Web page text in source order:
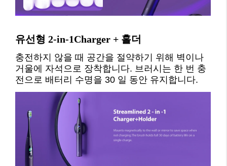
유선형 2-in-1Charger + 홀더
충전하지 않을 때 공간을 절약하기 위해 벽이나
거울에 자석으로 장착합니다. 브러시는 한 번 충
전으로 배터리 수명을 30 일 동안 유지합니다.